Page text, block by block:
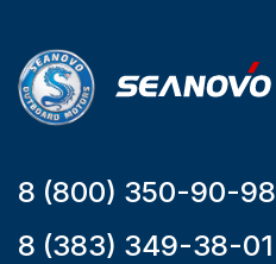
Подобрать запчасти для
8 (800) 350-90-98
8 (383) 349-38-01